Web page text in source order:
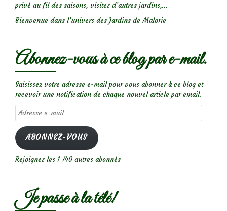
privé au fil des saisons, visitez d’autres jardins,...
Bienvenue dans l’univers des Jardins de Malorie
Abonnez-vous à ce blog par e-mail.
Saisissez votre adresse e-mail pour vous abonner à ce blog et
recevoir une notification de chaque nouvel article par email.
Adresse
e-
mail
ABONNEZ-VOUS
Rejoignez les 1 740 autres abonnés
Je passe à la télé!